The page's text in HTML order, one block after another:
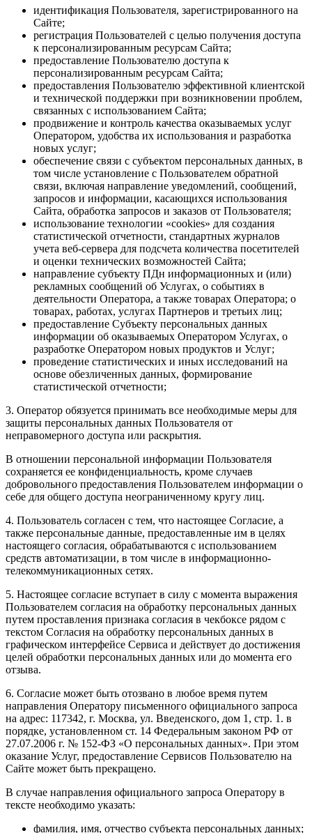
идентификация Пользователя, зарегистрированного на
Сайте;
регистрация Пользователей с целью получения доступа
к персонализированным ресурсам Сайта;
предоставление Пользователю доступа к
персонализированным ресурсам Сайта;
предоставления Пользователю эффективной клиентской
и технической поддержки при возникновении проблем,
связанных с использованием Сайта;
продвижение и контроль качества оказываемых услуг
Оператором, удобства их использования и разработка
новых услуг;
обеспечение связи с субъектом персональных данных, в
том числе установление с Пользователем обратной
связи, включая направление уведомлений, сообщений,
запросов и информации, касающихся использования
Сайта, обработка запросов и заказов от Пользователя;
использование технологии «cookies» для создания
статистической отчетности, стандартных журналов
учета веб-сервера для подсчета количества посетителей
и оценки технических возможностей Сайта;
направление субъекту ПДн информационных и (или)
рекламных сообщений об Услугах, о событиях в
деятельности Оператора, а также товарах Оператора; о
товарах, работах, услугах Партнеров и третьих лиц;
предоставление Субъекту персональных данных
информации об оказываемых Оператором Услугах, о
разработке Оператором новых продуктов и Услуг;
проведение статистических и иных исследований на
основе обезличенных данных, формирование
статистической отчетности;
3. Оператор обязуется принимать все необходимые меры для
защиты персональных данных Пользователя от
неправомерного доступа или раскрытия.
В отношении персональной информации Пользователя
сохраняется ее конфиденциальность, кроме случаев
добровольного предоставления Пользователем информации о
себе для общего доступа неограниченному кругу лиц.
4. Пользователь согласен с тем, что настоящее Согласие, а
также персональные данные, предоставленные им в целях
настоящего согласия, обрабатываются с использованием
средств автоматизации, в том числе в информационно-
телекоммуникационных сетях.
5. Настоящее согласие вступает в силу с момента выражения
Пользователем согласия на обработку персональных данных
путем проставления признака согласия в чекбоксе рядом с
текстом Согласия на обработку персональных данных в
графическом интерфейсе Сервиса и действует до достижения
целей обработки персональных данных или до момента его
отзыва.
6. Согласие может быть отозвано в любое время путем
направления Оператору письменного официального запроса
на адрес: 117342, г. Москва, ул. Введенского, дом 1, стр. 1. в
порядке, установленном ст. 14 Федеральным законом РФ от
27.07.2006 г. № 152-ФЗ «О персональных данных». При этом
оказание Услуг, предоставление Сервисов Пользователю на
Сайте может быть прекращено.
В случае направления официального запроса Оператору в
тексте необходимо указать:
фамилия, имя, отчество субъекта персональных данных;